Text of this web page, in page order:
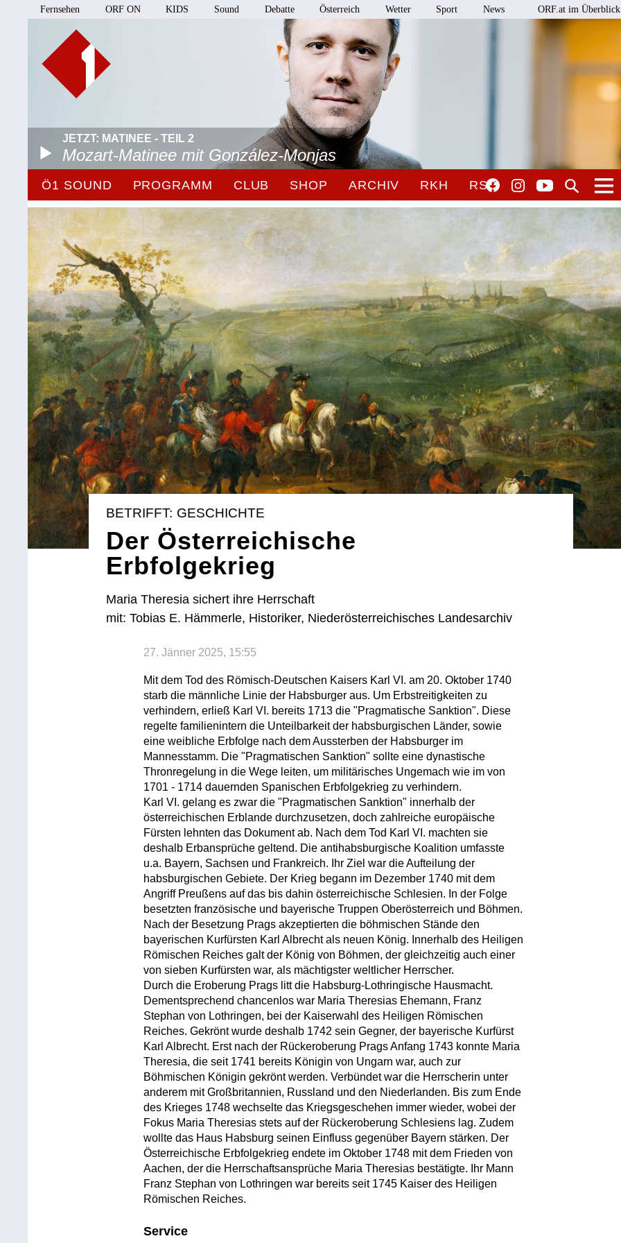
Fernsehen ORF ON KIDS Sound Debatte Österreich Wetter Sport News ORF.at im Überblick
JETZT: MATINEE - TEIL 2
Mozart-Matinee mit González-Monjas
Ö1 SOUND PROGRAMM CLUB SHOP ARCHIV RKH RSO
BETRIFFT: GESCHICHTE
Der Österreichische
Erbfolgekrieg
Maria Theresia sichert ihre Herrschaft
mit: Tobias E. Hämmerle, Historiker, Niederösterreichisches Landesarchiv
27. Jänner 2025, 15:55
Mit dem Tod des Römisch-Deutschen Kaisers Karl VI. am 20. Oktober 1740
starb die männliche Linie der Habsburger aus. Um Erbstreitigkeiten zu
verhindern, erließ Karl VI. bereits 1713 die "Pragmatische Sanktion". Diese
regelte familienintern die Unteilbarkeit der habsburgischen Länder, sowie
eine weibliche Erbfolge nach dem Aussterben der Habsburger im
Mannesstamm. Die "Pragmatischen Sanktion" sollte eine dynastische
Thronregelung in die Wege leiten, um militärisches Ungemach wie im von
1701 - 1714 dauernden Spanischen Erbfolgekrieg zu verhindern.
Karl VI. gelang es zwar die "Pragmatischen Sanktion" innerhalb der
österreichischen Erblande durchzusetzen, doch zahlreiche europäische
Fürsten lehnten das Dokument ab. Nach dem Tod Karl VI. machten sie
deshalb Erbansprüche geltend. Die antihabsburgische Koalition umfasste
u.a. Bayern, Sachsen und Frankreich. Ihr Ziel war die Aufteilung der
habsburgischen Gebiete. Der Krieg begann im Dezember 1740 mit dem
Angriff Preußens auf das bis dahin österreichische Schlesien. In der Folge
besetzten französische und bayerische Truppen Oberösterreich und Böhmen.
Nach der Besetzung Prags akzeptierten die böhmischen Stände den
bayerischen Kurfürsten Karl Albrecht als neuen König. Innerhalb des Heiligen
Römischen Reiches galt der König von Böhmen, der gleichzeitig auch einer
von sieben Kurfürsten war, als mächtigster weltlicher Herrscher.
Durch die Eroberung Prags litt die Habsburg-Lothringische Hausmacht.
Dementsprechend chancenlos war Maria Theresias Ehemann, Franz
Stephan von Lothringen, bei der Kaiserwahl des Heiligen Römischen
Reiches. Gekrönt wurde deshalb 1742 sein Gegner, der bayerische Kurfürst
Karl Albrecht. Erst nach der Rückeroberung Prags Anfang 1743 konnte Maria
Theresia, die seit 1741 bereits Königin von Ungarn war, auch zur
Böhmischen Königin gekrönt werden. Verbündet war die Herrscherin unter
anderem mit Großbritannien, Russland und den Niederlanden. Bis zum Ende
des Krieges 1748 wechselte das Kriegsgeschehen immer wieder, wobei der
Fokus Maria Theresias stets auf der Rückeroberung Schlesiens lag. Zudem
wollte das Haus Habsburg seinen Einfluss gegenüber Bayern stärken. Der
Österreichische Erbfolgekrieg endete im Oktober 1748 mit dem Frieden von
Aachen, der die Herrschaftsansprüche Maria Theresias bestätigte. Ihr Mann
Franz Stephan von Lothringen war bereits seit 1745 Kaiser des Heiligen
Römischen Reiches.
Service